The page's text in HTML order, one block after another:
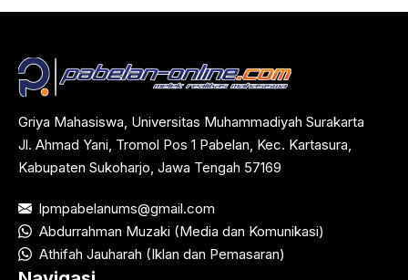
Griya Mahasiswa, Universitas Muhammadiyah Surakarta
Jl. Ahmad Yani, Tromol Pos 1 Pabelan, Kec. Kartasura,
Kabupaten Sukoharjo, Jawa Tengah 57169
lpmpabelanums@gmail.com
Abdurrahman Muzaki (Media dan Komunikasi)
Athifah Jauharah (Iklan dan Pemasaran)